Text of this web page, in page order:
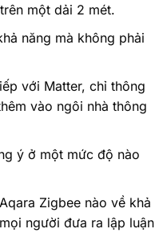
một dải 2 mét.
năng mà không phải
với Matter, chỉ thông
vào ngôi nhà thông
ý ở một mức độ nào
Zigbee nào về khả
người đưa ra lập luận